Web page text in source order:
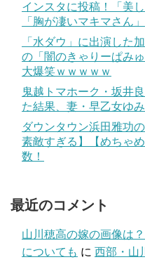
インスタに投稿！「美
「胸が凄いマキマさん」
「水ダウ」に出演し
の「闇のきゃりーぱみ
大爆笑ｗｗｗｗｗ
鬼越トマホーク・坂井
た結果、妻・早乙女ゆ
ダウンタウン浜田雅功
素敵すぎる】【めちゃ
数！
最近のコメント
山川穂高の嫁の画像は
についても に 西部・山